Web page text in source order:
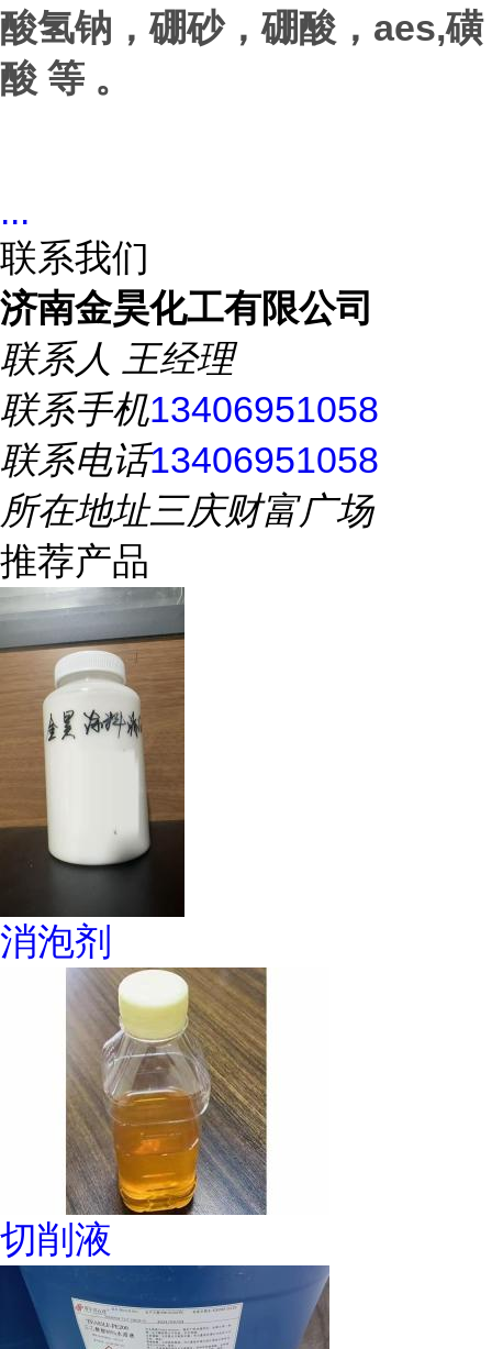
酸氢钠，硼砂，硼酸， aes,磺
酸 等 。
...
联系我们
济南金昊化工有限公司
联系人 王经理
联系手机13406951058
联系电话13406951058
所在地址三庆财富广场
推荐产品
消泡剂
切削液